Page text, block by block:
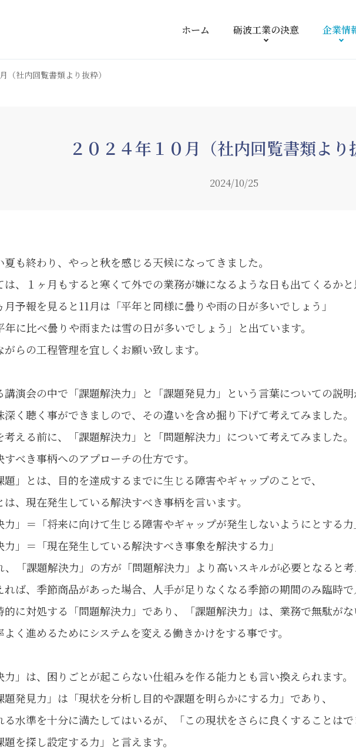
ホーム 砺波工業の決意 企業情
（社内回覧書類より抜粋）
２０２４年１０月（社内回覧書類より
2024/10/25
夏も終わり、やっと秋を感じる天候になってきました。
は、１ヶ月もすると寒くて外での業務が嫌になるような日も出てくるかと
予報を見ると11月は「平年と同様に曇りや雨の日が多いでしょう」
年に比べ曇りや雨または雪の日が多いでしょう」と出ています。
らの工程管理を宜しくお願い致します。
講演会の中で「課題解決力」と「課題発見力」という言葉についての説明
深く聴く事ができましので、その違いを含め掘り下げて考えてみました。
考える前に、「課題解決力」と「問題解決力」について考えてみました。
べき事柄へのアプローチの仕方です。
題」とは、目的を達成するまでに生じる障害やギャップのことで、
は、現在発生している解決すべき事柄を言います。
力」＝「将来に向けて生じる障害やギャップが発生しないようにとする力
力」＝「現在発生している解決すべき事象を解決する力」
、「課題解決力」の方が「問題解決力」より高いスキルが必要となると考
れば、季節商品があった場合、人手が足りなくなる季節の期間のみ臨時
的に対処する「問題解決力」であり、「課題解決力」は、業務で無駄がな
く進めるためにシステムを変える働きかけをする事です。
力」は、困りごとが起こらない仕組みを作る能力とも言い換えられます。
題発見力」は「現状を分析し目的や課題を明らかにする力」であり、
る水準を十分に満たしてはいるが、「この現状をさらに良くすることはで
題を探し設定する力」と言えます。